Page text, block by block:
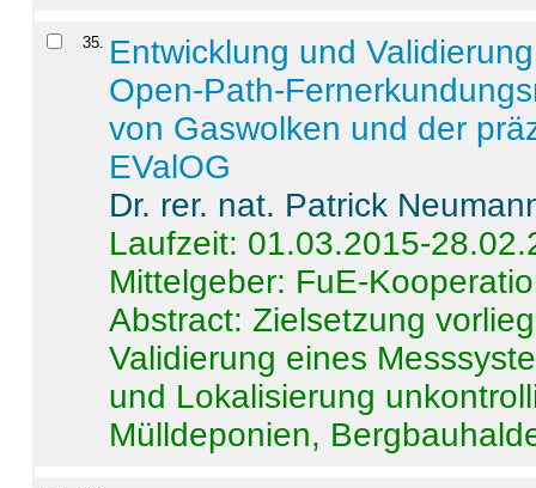
35. Entwicklung und
Open-Path-
von Gaswolken und der
EValOG
Dr. rer. nat. Patrick
Laufzeit: 01.03.2015-
Mittelgeber: FuE-
Abstract:Zielsetzung
Validierung eines
und Lokalisierung
Mülldeponien,